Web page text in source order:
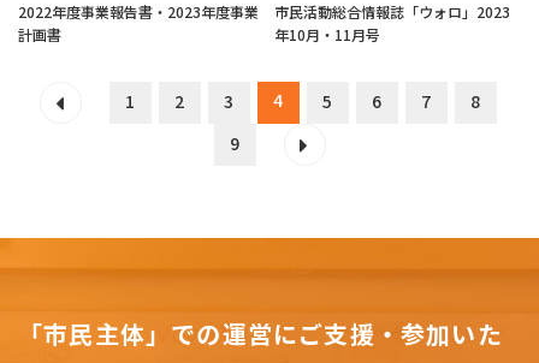
2022年度事業報告書・2023年度事業
計画書
市民活動総合情報誌「ウォロ」2023
年10月・11月号
1 2 3 4 5 6 7
8
9
「市民主体」での運営にご支援・参加いた